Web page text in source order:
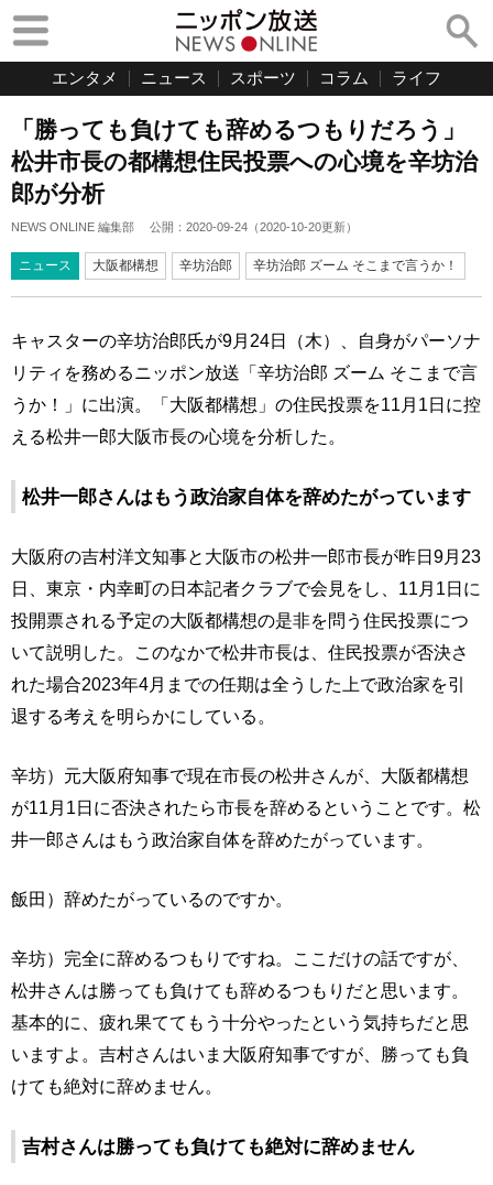
エンタメ ニュース スポーツ コラム ライフ
「勝っても負けても辞めるつもりだろう」
松井市長の都構想住民投票への心境を辛坊治
郎が分析
NEWS ONLINE 編集部 公開： 2020-09-24 （2020-10-20更新）
ニュース 大阪都構想 辛坊治郎 辛坊治郎 ズーム そこまで言うか！
キャスターの辛坊治郎氏が9月24日（木）、自身がパーソナ
リティを務めるニッポン放送「辛坊治郎 ズーム そこまで言
うか！」に出演。「大阪都構想」の住民投票を11月1日に控
える松井一郎大阪市長の心境を分析した。
松井一郎さんはもう政治家自体を辞めたがっています
大阪府の吉村洋文知事と大阪市の松井一郎市長が昨日9月23
日、東京・内幸町の日本記者クラブで会見をし、11月1日に
投開票される予定の大阪都構想の是非を問う住民投票につ
いて説明した。このなかで松井市長は、住民投票が否決さ
れた場合2023年4月までの任期は全うした上で政治家を引
退する考えを明らかにしている。
辛坊）元大阪府知事で現在市長の松井さんが、大阪都構想
が11月1日に否決されたら市長を辞めるということです。松
井一郎さんはもう政治家自体を辞めたがっています。
飯田）辞めたがっているのですか。
辛坊）完全に辞めるつもりですね。ここだけの話ですが、
松井さんは勝っても負けても辞めるつもりだと思います。
基本的に、疲れ果ててもう十分やったという気持ちだと思
いますよ。吉村さんはいま大阪府知事ですが、勝っても負
けても絶対に辞めません。
吉村さんは勝っても負けても絶対に辞めません